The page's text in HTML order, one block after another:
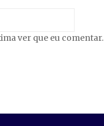
ver que eu comentar.